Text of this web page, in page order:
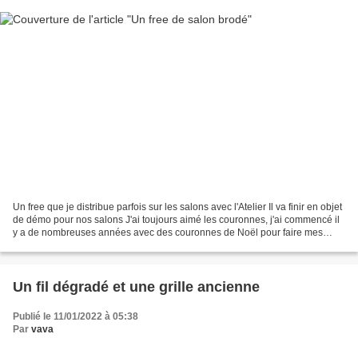
Un free que je distribue parfois sur les salons avec l'Atelier Il va finir en objet
de démo pour nos salons J'ai toujours aimé les couronnes, j'ai commencé il
y a de nombreuses années avec des couronnes de Noël pour faire mes
Un fil dégradé et une grille ancienne
Publié le 11/01/2022 à 05:38
Par vava